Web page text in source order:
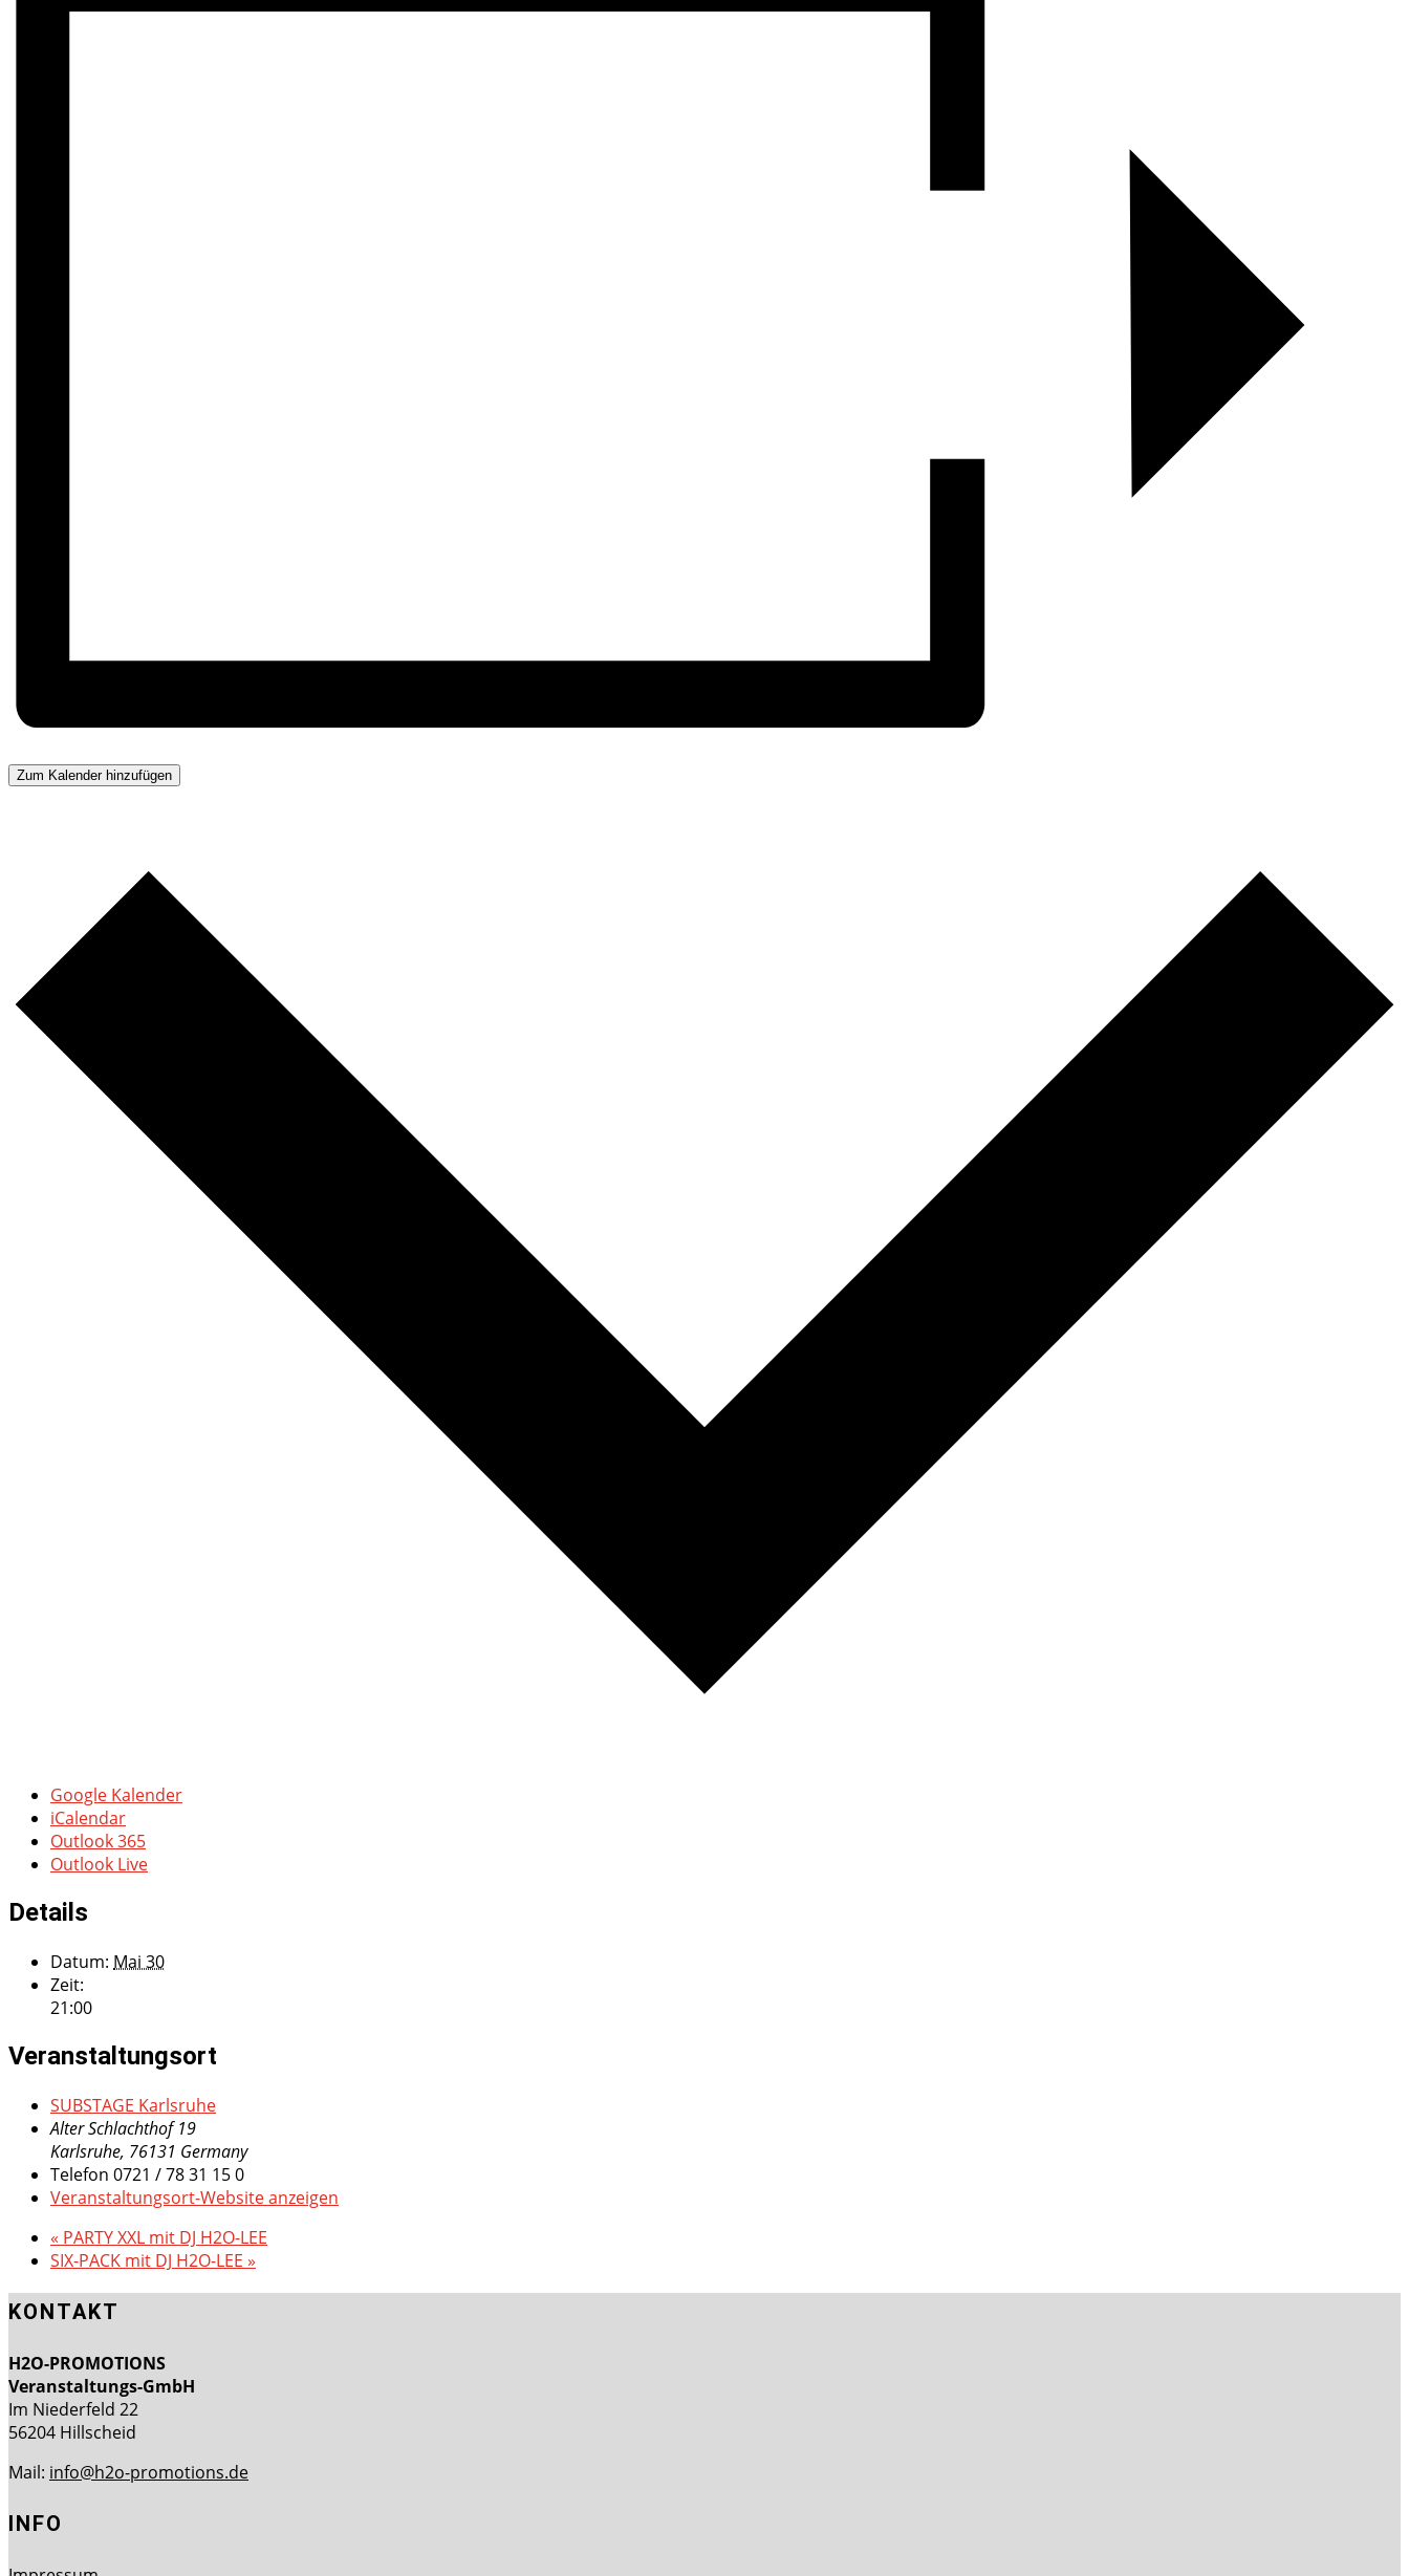
Zum Kalender hinzufügen
Google Kalender
iCalendar
Outlook 365
Outlook Live
Details
Datum: Mai 30
Zeit:
21:00
Veranstaltungsort
SUBSTAGE Karlsruhe
Alter Schlachthof 19
Karlsruhe, 76131 Germany
Telefon 0721 / 78 31 15 0
Veranstaltungsort-Website anzeigen
« PARTY XXL mit DJ H2O-LEE
SIX-PACK mit DJ H2O-LEE »
KONTAKT
H2O-PROMOTIONS
Veranstaltungs-GmbH
Im Niederfeld 22
56204 Hillscheid
Mail: info@h2o-promotions.de
INFO